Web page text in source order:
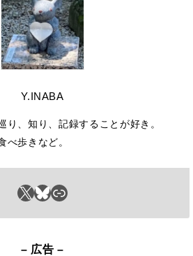
Y.INABA
り、知り、記録することが好き。
X Bluesky リンク
– 広告 –